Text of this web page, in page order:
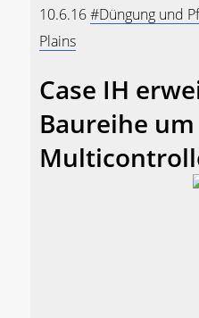
10.6.16#Düngung und
Plains
Case IH
Baureihe